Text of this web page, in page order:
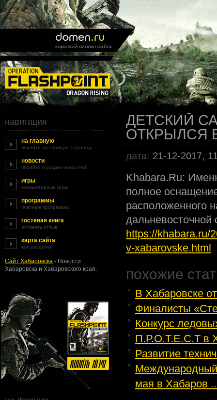
навигация
на главную
перейти на главную страницу
новости
перейти в раздел новостей
игры
компьютерные игры
программы
платные программы
гостевая книга
оставить отзыв
карта сайта
все разделы
Сайт Хабаровска - Новости
Хабаровска и Хабаровского края.
ДЕТСКИЙ
ОТКРЫЛСЯ
дата: 21-12-2017,
Khabara.Ru:
полное
расположенного
https://khabara.ru/
v-xabarovske.html
похожие
В Хабаровске
Финалисты
Конкурс
П.Р.О.Т.Е.С.Т в
Развитие
Международный
мая в Хабаров